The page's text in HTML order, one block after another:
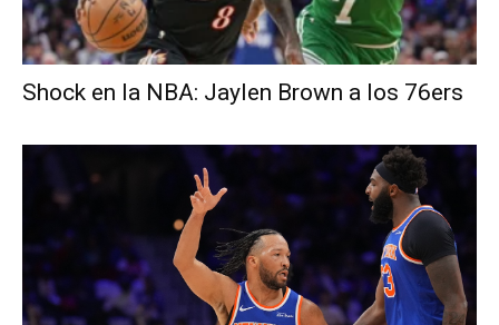
Shock en la NBA: Jaylen Brown a los 76ers